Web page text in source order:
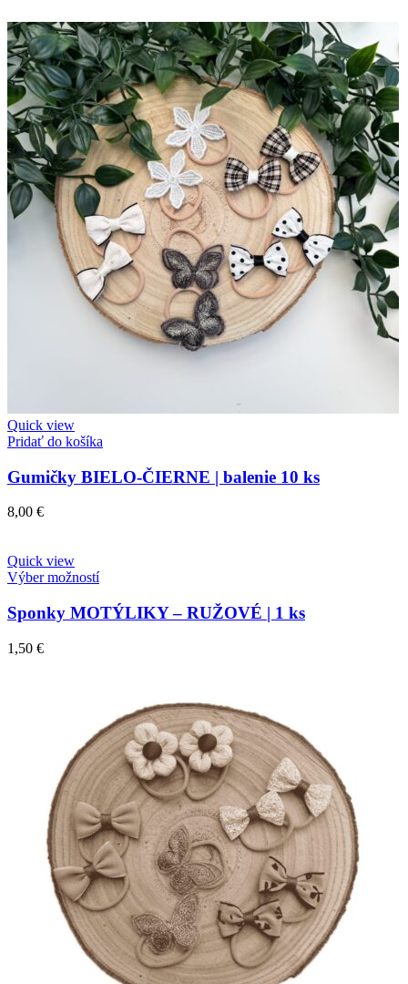
Quick view
Pridať do košíka
Gumičky BIELO-ČIERNE | balenie 10 ks
8,00 €
Quick view
Výber možností
Sponky MOTÝLIKY – RUŽOVÉ | 1 ks
1,50 €